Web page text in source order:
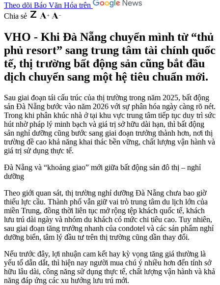
Theo dõi Báo Văn Hóa trên
Chia sẻ
VHO - Khi Đà Nẵng chuyển mình từ “thủ
phủ resort” sang trung tâm tài chính quốc
tế, thị trường bất động sản cũng bắt đầu
dịch chuyển sang một hệ tiêu chuẩn mới.
Sau giai đoạn tái cấu trúc của thị trường trong năm 2025, bất động
sản Đà Nẵng bước vào năm 2026 với sự phân hóa ngày càng rõ nét.
Trong khi phân khúc nhà ở tại khu vực trung tâm tiếp tục duy trì sức
hút nhờ pháp lý minh bạch và giá trị sở hữu dài hạn, thì bất động
sản nghỉ dưỡng cũng bước sang giai đoạn trưởng thành hơn, nơi thị
trường đề cao khả năng khai thác bền vững, chất lượng vận hành và
giá trị sử dụng thực tế.
Đà Nẵng và “khoảng giao” mới giữa bất động sản đô thị – nghỉ
dưỡng
Theo giới quan sát, thị trường nghỉ dưỡng Đà Nẵng chưa bao giờ
thiếu lực cầu. Thành phố vẫn giữ vai trò trung tâm du lịch lớn của
miền Trung, đồng thời liên tục mở rộng tệp khách quốc tế, khách
lưu trú dài ngày và nhóm du khách có mức chi tiêu cao. Tuy nhiên,
sau giai đoạn tăng trưởng nhanh của condotel và các sản phẩm nghỉ
dưỡng biển, tâm lý đầu tư trên thị trường cũng dần thay đổi.
Nếu trước đây, lợi nhuận cam kết hay kỳ vọng tăng giá thường là
yếu tố dẫn dắt, thì hiện nay người mua chú ý nhiều hơn đến tính sở
hữu lâu dài, công năng sử dụng thực tế, chất lượng vận hành và khả
năng đáp ứng các xu hướng lưu trú mới.